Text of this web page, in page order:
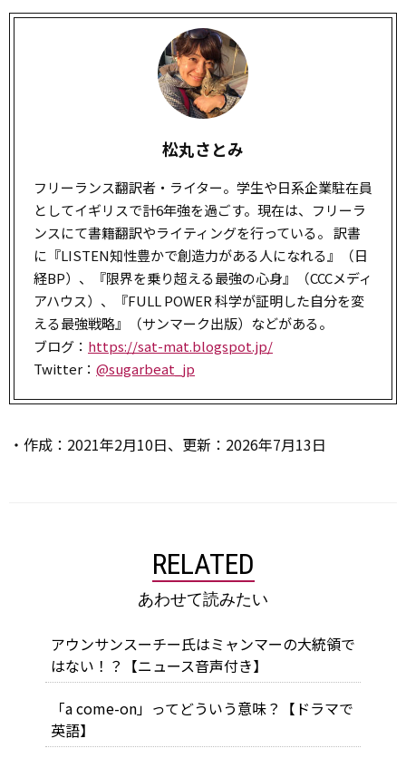
松丸さとみ
フリーランス翻訳者・ライター。学生や日系企業駐在員
としてイギリスで計6年強を過ごす。現在は、フリーラ
ンスにて書籍翻訳やライティングを行っている。 訳書
に『LISTEN――知性豊かで創造力がある人になれる』（日
経BP）、『限界を乗り超える最強の心身』（CCCメディ
アハウス）、『FULL POWER 科学が証明した自分を変
える最強戦略』（サンマーク出版）などがある。
ブログ： https://sat-mat.blogspot.jp/
Twitter： @sugarbeat_jp
・作成：2021年2月10日、更新：2026年7月13日
RELATED
あわせて読みたい
アウンサンスーチー氏はミャンマーの大統領で
はない！？【ニュース音声付き】
「a come-on」ってどういう意味？【ドラマで
英語】